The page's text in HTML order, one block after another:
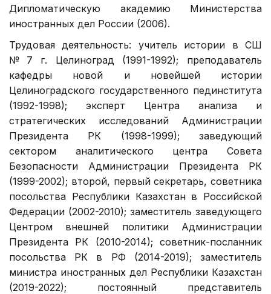
Дипломатическую академию Министерства
иностранных дел России (2006).
Трудовая деятельность: учитель истории в СШ
№ 7 г. Целиноград (1991-1992); преподаватель
кафедры новой и новейшей истории
Целиноградского государственного пединститута
(1992-1998); эксперт Центра анализа и
стратегических исследований Администрации
Президента РК (1998-1999); заведующий
сектором аналитического центра Совета
Безопасности Администрации Президента РК
(1999-2002); второй, первый секретарь, советника
посольства Республики Казахстан в Российской
Федерации (2002-2010); заместитель заведующего
Центром внешней политики Администрации
Президента РК (2010-2014); советник-посланник
посольства РК в РФ (2014-2019); заместитель
министра иностранных дел Республики Казахстан
(2019-2022); постоянный представитель